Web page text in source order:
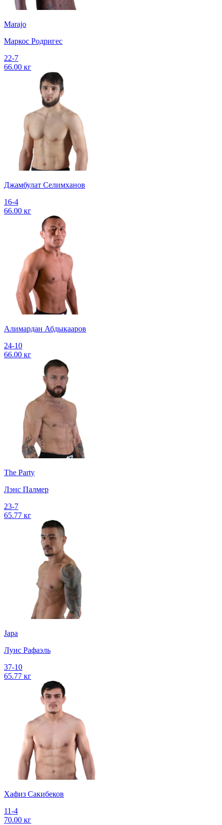
Marajo
Маркос Родригес
22-7
66.00 кг
Джамбулат Селимханов
16-4
66.00 кг
Алимардан Абдыкааров
24-10
66.00 кг
The Party
Лэнс Палмер
23-7
65.77 кг
Japa
Луис Рафаэль
37-10
65.77 кг
Хафиз Сакибеков
11-4
70.00 кг